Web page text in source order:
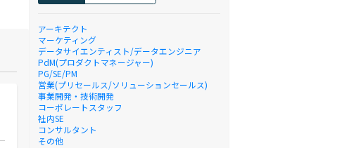
アーキテクト
マーケティング
データサイエンティスト/データエンジニア
PdM(プロダクトマネージャー)
PG/SE/PM
営業(プリセールス/ソリューションセールス)
事業開発・技術開発
コーポレートスタッフ
社内SE
コンサルタント
その他